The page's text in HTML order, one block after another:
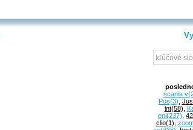
scania v
Pus(3)
int(58)
eni(237) 42
clio(1)